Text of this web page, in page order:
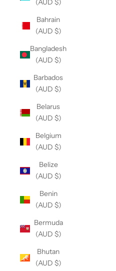
(AUD $)
Bahrain
(AUD $)
Bangladesh
(AUD $)
Barbados
(AUD $)
Belarus
(AUD $)
Belgium
(AUD $)
Belize
(AUD $)
Benin
(AUD $)
Bermuda
(AUD $)
Bhutan
(AUD $)